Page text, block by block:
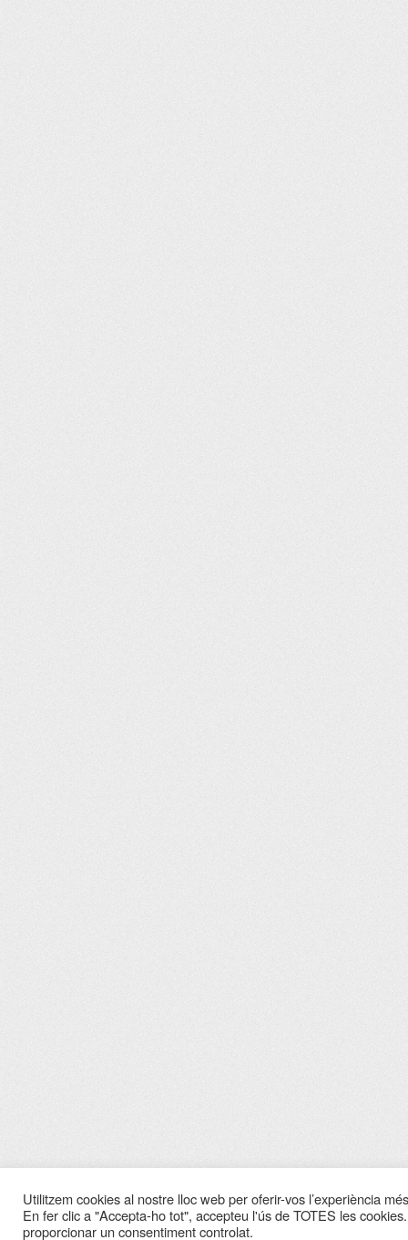
Utilitzem cookies al nostre lloc web per oferir-vos l’experiència
En fer clic a "Accepta-ho tot", accepteu l'ús de TOTES les
proporcionar un consentiment controlat.